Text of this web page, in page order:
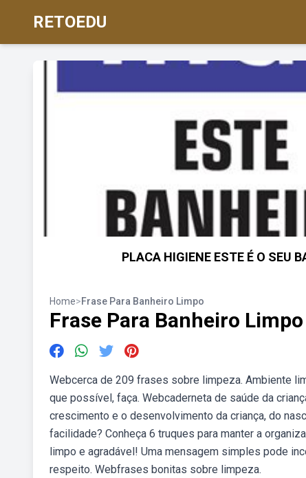
RETOEDU
PLACA HIGIENE ESTE É O SEU
Home>Frase Para Banheiro Limpo
Frase Para Banheiro Limpo
Webcerca de 209 frases sobre limpeza. Ambiente
que possível, faça. Webcaderneta de saúde da
crescimento e o desenvolvimento da criança, do
facilidade? Conheça 6 truques para manter a
limpo e agradável! Uma mensagem simples pode
respeito. Webfrases bonitas sobre limpeza.